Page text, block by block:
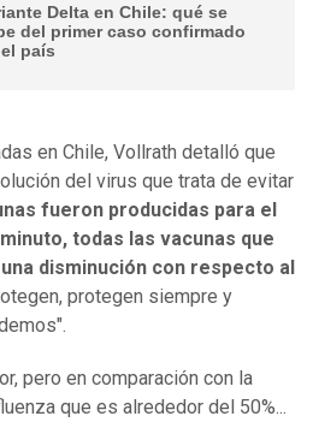
Delta en Chile: qué se
del primer caso confirmado
país
en Chile, Vollrath detalló que
del virus que trata de evitar
fueron producidas para el
todas las vacunas que
disminución con respecto al
protegen siempre y
pero en comparación con la
que es alrededor del 50%...